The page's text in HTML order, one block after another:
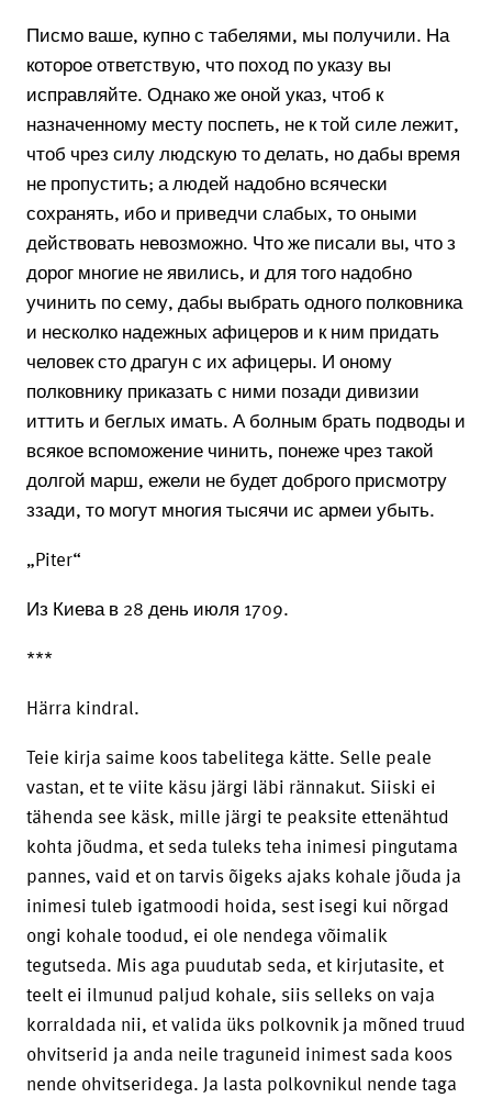
Писмо ваше, купно с табелями, мы получили. На
которое ответствую, что поход по указу вы
исправляйте. Однако же оной указ, чтоб к
назначенному месту поспеть, не к той силе лежит,
чтоб чрез силу людскую то делать, но дабы время
не пропустить; а людей надобно всячески
сохранять, ибо и приведчи слабых, то оными
действовать невозможно. Что же писали вы, что з
дорог многие не явились, и для того надобно
учинить по сему, дабы выбрать одного полковника
и несколко надежных афицеров и к ним придать
человек сто драгун с их афицеры. И оному
полковнику приказать с ними позади дивизии
иттить и беглых имать. А болным брать подводы и
всякое вспоможение чинить, понеже чрез такой
долгой марш, ежели не будет доброго присмотру
ззади, то могут многия тысячи ис армеи убыть.
„Piter“
Из Киева в 28 день июля 1709.
***
Härra kindral.
Teie kirja saime koos tabelitega kätte. Selle peale
vastan, et te viite käsu järgi läbi rännakut. Siiski ei
tähenda see käsk, mille järgi te peaksite ettenähtud
kohta jõudma, et seda tuleks teha inimesi pingutama
pannes, vaid et on tarvis õigeks ajaks kohale jõuda ja
inimesi tuleb igatmoodi hoida, sest isegi kui nõrgad
ongi kohale toodud, ei ole nendega võimalik
tegutseda. Mis aga puudutab seda, et kirjutasite, et
teelt ei ilmunud paljud kohale, siis selleks on vaja
korraldada nii, et valida üks polkovnik ja mõned truud
ohvitserid ja anda neile traguneid inimest sada koos
nende ohvitseridega. Ja lasta polkovnikul nende taga